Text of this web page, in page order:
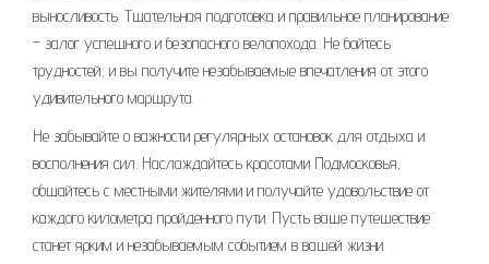
выносливость. Тщательная подготовка и правильное планирование
– залог успешного и безопасного велопохода. Не бойтесь
трудностей, и вы получите незабываемые впечатления от этого
удивительного маршрута.
Не забывайте о важности регулярных остановок для отдыха и
восполнения сил. Наслаждайтесь красотами Подмосковья,
общайтесь с местными жителями и получайте удовольствие от
каждого километра пройденного пути. Пусть ваше путешествие
станет ярким и незабываемым событием в вашей жизни.